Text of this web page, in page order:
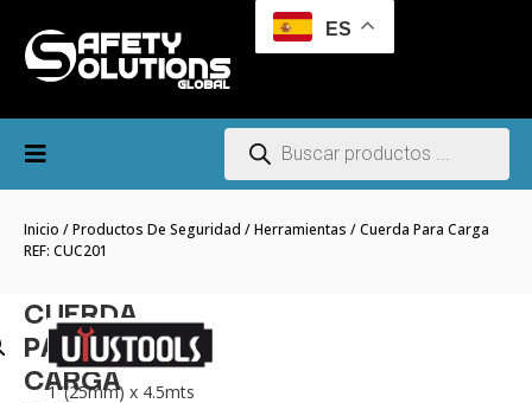
ES
Inicio /Productos De Seguridad /Herramientas / Cuerda Para Carga
REF: CUC201
CUERDA
PARA
CARGA
1″(25mm) x 4.5mts